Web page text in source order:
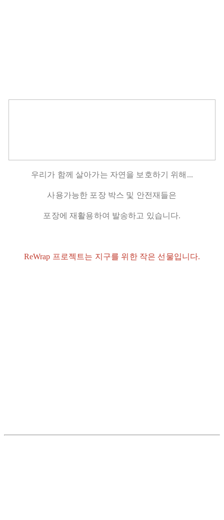
우리가 함께 살아가는 자연을 보호하기 위해...
사용가능한 포장 박스 및 안전재들은
포장에 재활용하여 발송하고 있습니다.
ReWrap 프로젝트는 지구를 위한 작은 선물입니다.